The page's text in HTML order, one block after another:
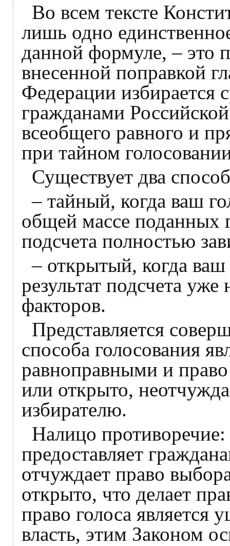
Во всем тексте
лишь одно
данной формуле, – это
внесенной поправкой
Федерации избирается
гражданами
всеобщего равного и
при тайном
Существует два
– тайный, когда ваш
общей массе поданных
подсчета полностью
– открытый, когда
результат подсчета
факторов.
Представляется
способа голосования
равноправными и право
или открыто,
избирателю.
Налицо
предоставляет
отчуждает право
открыто, что делает
право голоса
власть, этим Законом